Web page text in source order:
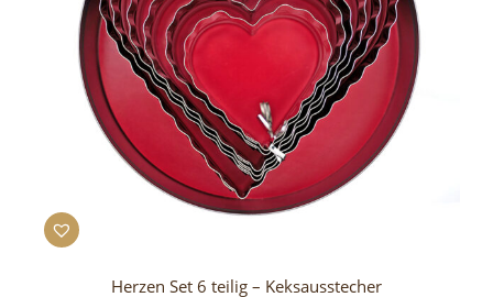
Herzen Set 6 teilig – Keksausstecher